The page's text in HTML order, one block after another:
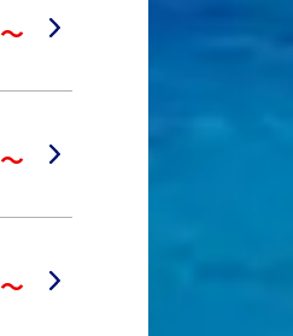
～
～
～